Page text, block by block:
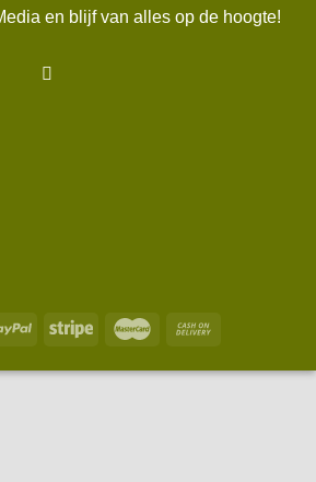
en blijf van alles op de hoogte!